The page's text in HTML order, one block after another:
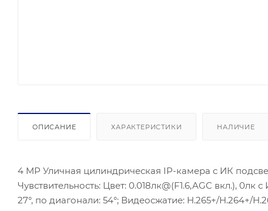
ОПИСАНИЕ ХАРАКТЕРИСТИКИ НАЛИЧИЕ
4 MP Уличная цилиндрическая IP-камера с ИК
Чувствительность: Цвет: 0.018лк@(F1.6,AGC вкл.),
27°, по диагонали: 54°; Видеосжатие: H.265+/H.264+/